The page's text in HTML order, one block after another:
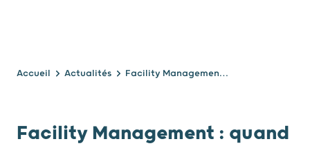
Accueil Actualités Facility Management : quand le pilotage devient une véritable ingénierie des services aux bâtiments.
Facility Management : quand